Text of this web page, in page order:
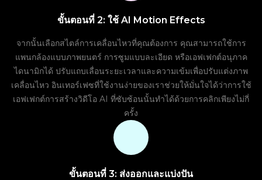
ขั้นตอนที่ 2: ใช้ AI Motion Effects
จากนั้นเลือกสไตล์การเคลื่อนไหวที่คุณต้องการ คุณสามารถใช้การ
แพนกล้องแบบภาพยนตร์ การซูมแบบละเอียด หรือเอฟเฟกต์อนุภาค
ไดนามิกได้ ปรับแถบเลื่อนระยะเวลาและความเข้มเพื่อปรับแต่งภาพ
เคลื่อนไหว อินเทอร์เฟซที่ใช้งานง่ายของเราช่วยให้มั่นใจได้ว่าการใช้
เอฟเฟกต์การสร้างวิดีโอ AI ที่ซับซ้อนนั้นทำได้ด้วยการคลิกเพียงไม่กี่
ครั้ง
ขั้นตอนที่ 3: ส่งออกและแบ่งปัน